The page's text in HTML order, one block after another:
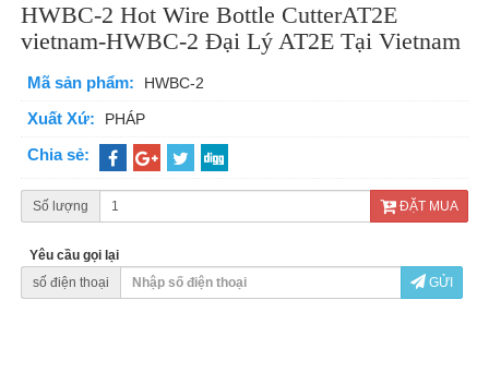
HWBC-2 Hot Wire Bottle CutterAT2E
vietnam-HWBC-2 Đại Lý AT2E Tại Vietnam
Mã sản phẩm: HWBC-2
Xuất Xứ: PHÁP
Chia sẻ:
Số lượng ĐẶT MUA
Yêu cầu gọi lại
số điện thoại
GỬI